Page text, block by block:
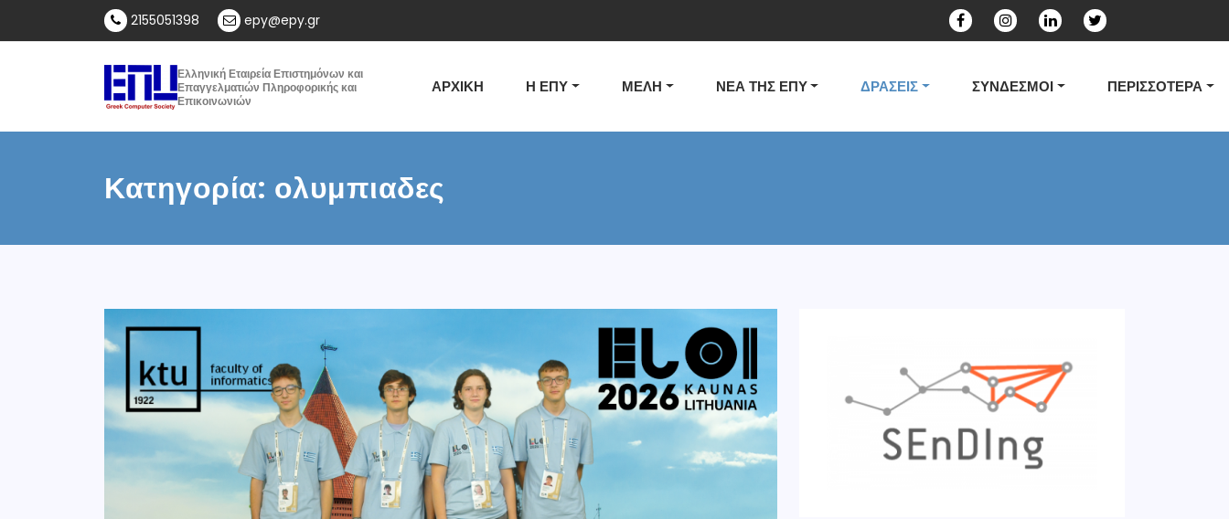
2155051398 epy@epy.gr
Ελληνική Εταιρεία Επιστημόνων και
Επαγγελματιών Πληροφορικής και
Επικοινωνιών
ΑΡΧΙΚΗ Η ΕΠΥ ΜΕΛΗ ΝΕΑ ΤΗΣ ΕΠΥ ΔΡΑΣΕΙΣ ΣΥΝΔΕΣΜΟΙ ΠΕΡΙΣΣΟΤΕΡΑ
Κατηγορία: ολυμπιαδες